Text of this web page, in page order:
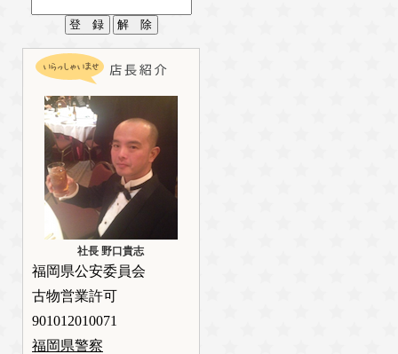
社長 野口貴志
福岡県公安委員会
古物営業許可
901012010071
福岡県警察